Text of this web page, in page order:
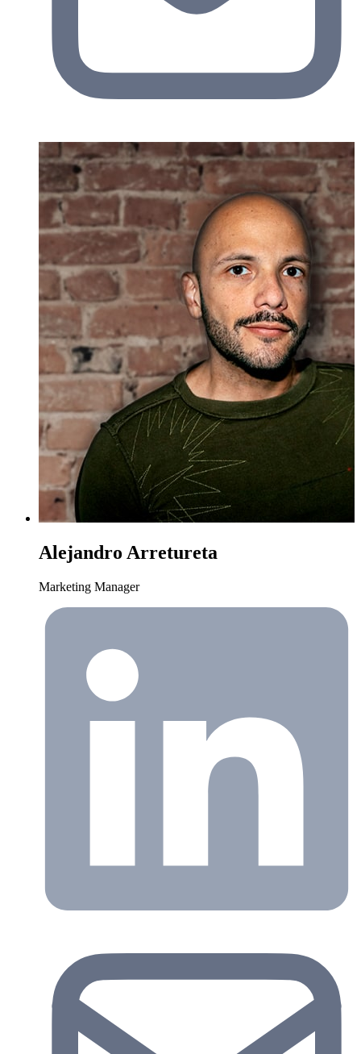
Alejandro Arretureta
Marketing Manager